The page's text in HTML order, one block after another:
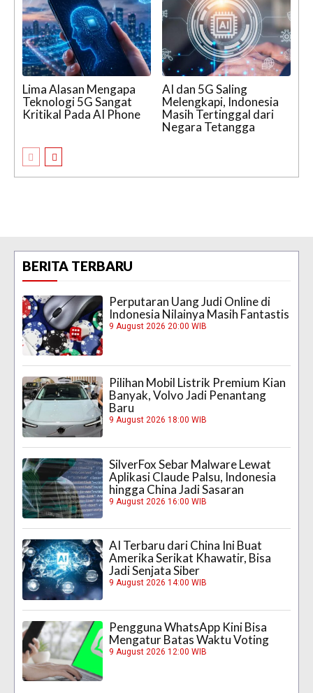
Lima Alasan Mengapa
Teknologi 5G Sangat
Kritikal Pada AI Phone
AI dan 5G Saling
Melengkapi, Indonesia
Masih Tertinggal dari
Negara Tetangga
BERITA TERBARU
Perputaran Uang Judi Online di
Indonesia Nilainya Masih Fantastis
9 August 2026 20:00 WIB
Pilihan Mobil Listrik Premium Kian
Banyak, Volvo Jadi Penantang
Baru
9 August 2026 18:00 WIB
SilverFox Sebar Malware Lewat
Aplikasi Claude Palsu, Indonesia
hingga China Jadi Sasaran
9 August 2026 16:00 WIB
AI Terbaru dari China Ini Buat
Amerika Serikat Khawatir, Bisa
Jadi Senjata Siber
9 August 2026 14:00 WIB
Pengguna WhatsApp Kini Bisa
Mengatur Batas Waktu Voting
9 August 2026 12:00 WIB